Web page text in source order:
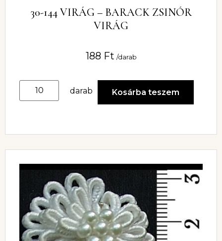
30-144 VIRÁG – BARACK ZSINÓR
VIRÁG
188 Ft /darab
darab Kosárba teszem